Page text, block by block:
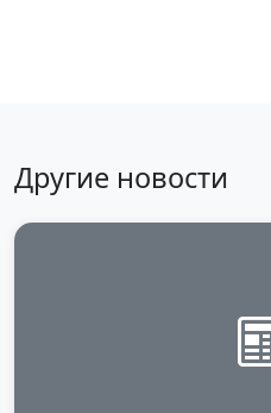
Другие новости